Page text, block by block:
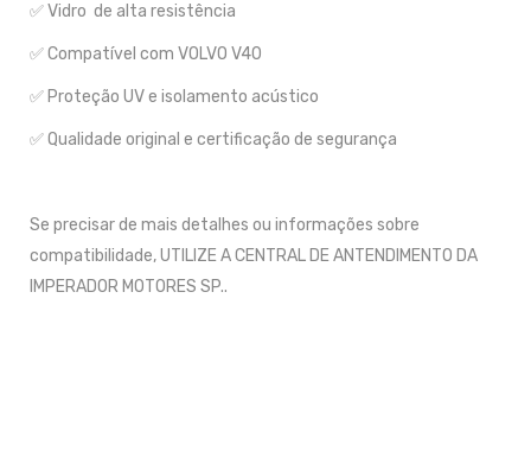
✅ Vidro de alta resistência
✅ Compatível com VOLVO V40
✅ Proteção UV e isolamento acústico
✅ Qualidade original e certificação de segurança
Se precisar de mais detalhes ou informações sobre
compatibilidade, UTILIZE A CENTRAL DE ANTENDIMENTO DA
IMPERADOR MOTORES SP..